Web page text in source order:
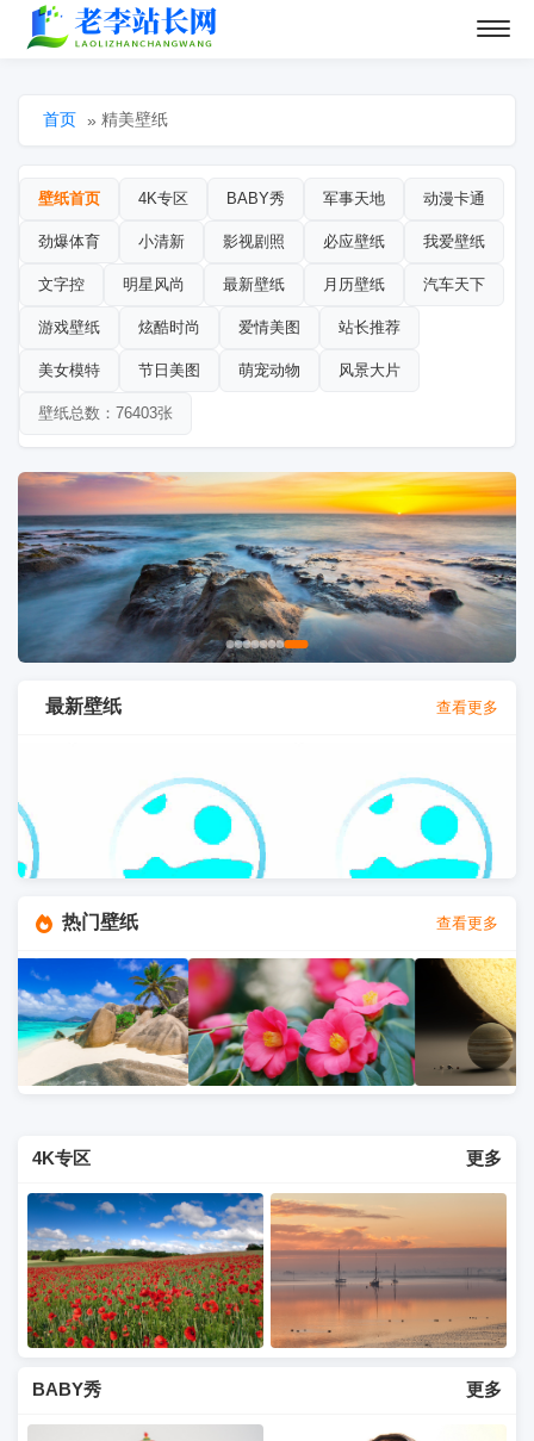
首页 » 精美壁纸
壁纸首页 4K专区 BABY秀 军事天地 动漫卡通
劲爆体育 小清新 影视剧照 必应壁纸 我爱壁纸
文字控 明星风尚 最新壁纸 月历壁纸 汽车天下
游戏壁纸 炫酷时尚 爱情美图 站长推荐
美女模特 节日美图 萌宠动物 风景大片
壁纸总数：76403张
最新壁纸 查看更多
热门壁纸 查看更多
4K专区 更多
BABY秀 更多